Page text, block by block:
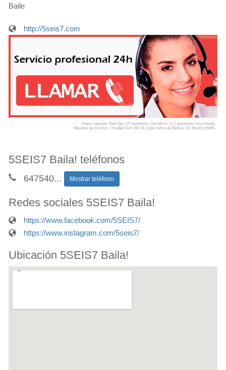
Baile
http://5seis7.com
5SEIS7 Baila! teléfonos
647540... Mostrar teléfono
Redes sociales 5SEIS7 Baila!
https://www.facebook.com/5SEIS7/
https://www.instagram.com/5seis7/
Ubicación 5SEIS7 Baila!